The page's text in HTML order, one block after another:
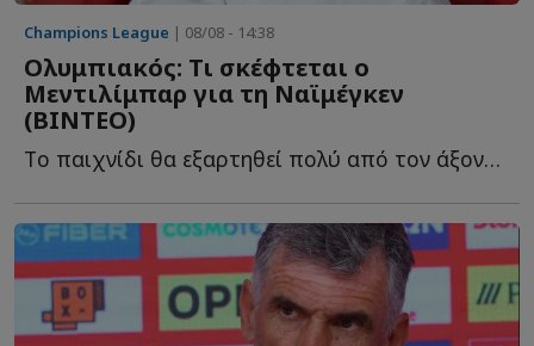
Champions League | 08/08 - 14:38
Ολυμπιακός: Τι σκέφτεται ο
Μεντιλίμπαρ για τη Ναϊμέγκεν
(ΒΙΝΤΕΟ)
Tο παιχνίδι θα εξαρτηθεί πολύ από τον άξονα του Ολυμπιακού κ...